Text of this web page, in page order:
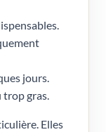
jours.
trop gras.
Elles